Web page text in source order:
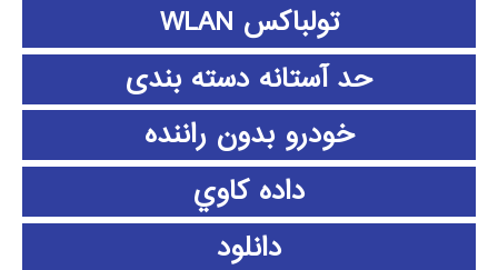
تولباکس WLAN
حد آستانه دسته بندی
خودرو بدون راننده
داده كاوي
دانلود